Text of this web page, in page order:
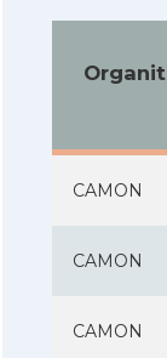
CAMON
CAMON
CAMON